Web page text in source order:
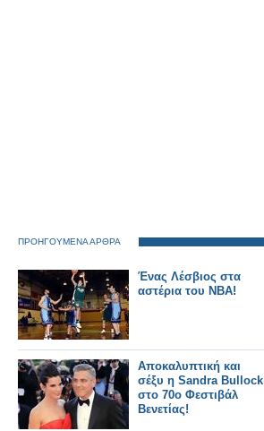
ΠΡΟΗΓΟΥΜΕΝΑ ΑΡΘΡΑ
Ένας Λέσβιος στα
αστέρια του ΝΒΑ!
Αποκαλυπτική και
σέξυ η Sandra Bullock
στο 70ο Φεστιβάλ
Βενετίας!